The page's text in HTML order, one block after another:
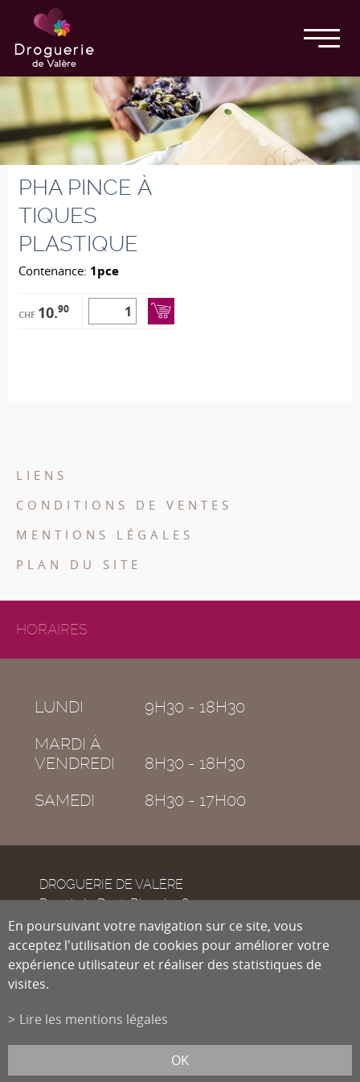
PHA PINCE À
TIQUES
PLASTIQUE
Contenance: 1pce
CHF 10.90
LIENS
CONDITIONS DE VENTES
MENTIONS LÉGALES
PLAN DU SITE
HORAIRES
LUNDI
9H30 - 18H30
MARDI À
VENDREDI
8H30 - 18H30
SAMEDI
8H30 - 17H00
DROGUERIE DE VALÈRE
Rue de la Dent-Blanche 8
CH-1950
Sion
Tél.
info@droguiste.net
En poursuivant votre navigation sur ce site, vous
acceptez l'utilisation de cookies pour améliorer votre
expérience utilisateur et réaliser des statistiques de
visites.
Lire les mentions légales
OK